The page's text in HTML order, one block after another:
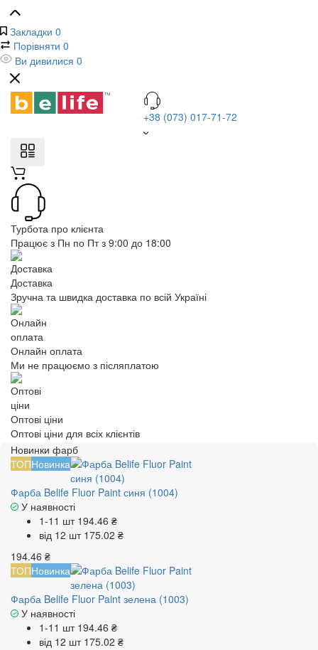
Закладки 0
Порівняти 0
Ви дивилися 0
+38 (073) 017-71-72
Турбота про клієнта
Працює з Пн по Пт з 9:00 до 18:00
Доставка
Зручна та швидка доставка по всій Україні
Онлайн оплата
Ми не працюємо з післяплатою
Оптові ціни
Оптові ціни для всіх клієнтів
Новинки фарб
ТОПНовинка
Фарба Belife Fluor Paint синя (1004)
У наявності
1-11 шт 194.46 ₴
від 12 шт 175.02 ₴
194.46 ₴
ТОПНовинка
Фарба Belife Fluor Paint зелена (1003)
У наявності
1-11 шт 194.46 ₴
від 12 шт 175.02 ₴